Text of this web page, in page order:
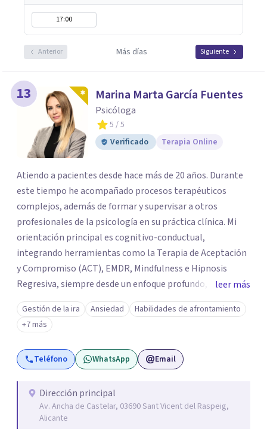
17:00
Anterior Más días Siguiente
13 Marina Marta García Fuentes
Psicóloga
5 / 5
Verificado
Terapia Online
Atiendo a pacientes desde hace más de 20 años. Durante
este tiempo he acompañado procesos terapéuticos
complejos, además de formar y supervisar a otros
profesionales de la psicología en su práctica clínica. Mi
orientación principal es cognitivo-conductual,
integrando herramientas como la Terapia de Aceptación
y Compromiso (ACT), EMDR, Mindfulness e Hipnosis
Regresiva, siempre desde un enfoque profundo,
respetuoso y adaptado a cada persona. También
acompaño procesos de crecimiento personal y terapia
del alma orientados al trabajo emocional, la búsqueda de
sentido, el autoconocimiento y la conexión interior. Mi
objetivo es ayudar a las personas a comprenderse mejor,
necesarios para vivir con mayor equilibrio y plenitud.
leer más
Gestión de la ira Ansiedad
Habilidades de afrontamiento
+7 más
Teléfono WhatsApp Email
Dirección principal
Av. Ancha de Castelar, 03690 Sant Vicent del Raspeig,
Alicante